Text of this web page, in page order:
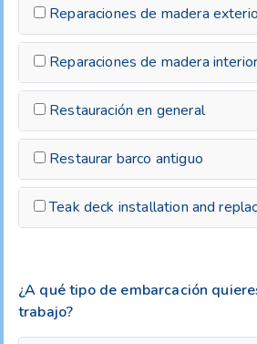
Reparaciones de madera
Reparaciones de madera interior
Restauración en general
Restaurar barco antiguo
Teak deck installation and
¿A qué tipo de embarcación
trabajo?